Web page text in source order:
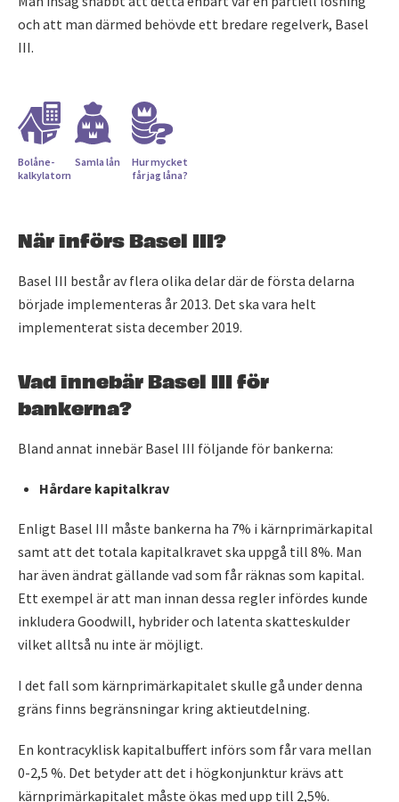
och att man därmed behövde ett bredare regelverk, Basel
III.
Bolåne­
kalkylatorn
Samla lån
Hur mycket
får jag låna?
När införs Basel III?
Basel III består av flera olika delar där de första delarna
började implementeras år 2013. Det ska vara helt
implementerat sista december 2019.
Vad innebär Basel III för
bankerna?
Bland annat innebär Basel III följande för bankerna:
Hårdare kapitalkrav
Enligt Basel III måste bankerna ha 7% i kärnprimärkapital
samt att det totala kapitalkravet ska uppgå till 8%. Man
har även ändrat gällande vad som får räknas som kapital.
Ett exempel är att man innan dessa regler infördes kunde
inkludera Goodwill, hybrider och latenta skatteskulder
vilket alltså nu inte är möjligt.
I det fall som kärnprimärkapitalet skulle gå under denna
gräns finns begränsningar kring aktieutdelning.
En kontracyklisk kapitalbuffert införs som får vara mellan
0-2,5 %. Det betyder att det i högkonjunktur krävs att
kärnprimärkapitalet måste ökas med upp till 2,5%.